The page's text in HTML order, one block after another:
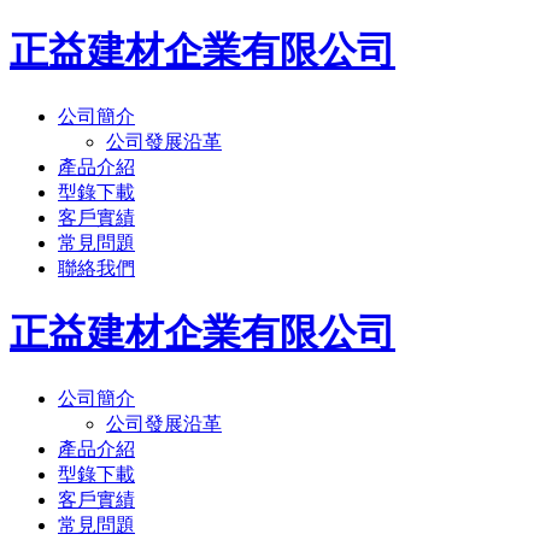
正益建材企業有限公司
公司簡介
公司發展沿革
產品介紹
型錄下載
客戶實績
常見問題
聯絡我們
正益建材企業有限公司
公司簡介
公司發展沿革
產品介紹
型錄下載
客戶實績
常見問題